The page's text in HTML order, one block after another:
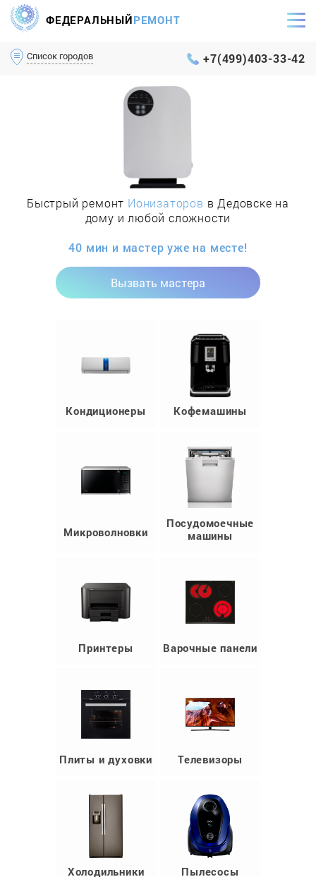
ФЕДЕРАЛЬНЫЙРЕМОНТ
Список городов +7(499)403-33-42
Быстрый ремонт Ионизаторов в Дедовске на
дому и любой сложности
40 мин и мастер уже на месте!
Вызвать мастера
Кондиционеры Кофемашины
Микроволновки
Посудомоечные
машины
Принтеры Варочные панели
Плиты и духовки Телевизоры
Холодильники Пылесосы